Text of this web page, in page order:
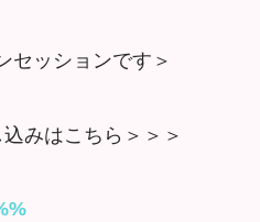
セッションです＞
みはこちら＞＞＞